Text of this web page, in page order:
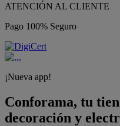
ATENCIÓN AL CLIENTE
Pago 100% Seguro
¡Nueva app!
Conforama, tu
decoración y